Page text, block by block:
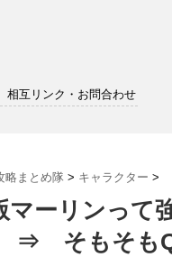
相互リンク・お問合わせ
略まとめ隊 > キャラクター >
マーリンって
そもそもQ